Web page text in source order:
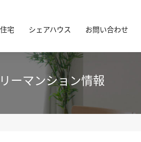
宅 シェアハウス お問い合わせ
ーマンション情報